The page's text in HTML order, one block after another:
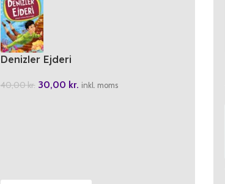
Denizler Ejderi
40,00kr. 30,00 kr. inkl. moms